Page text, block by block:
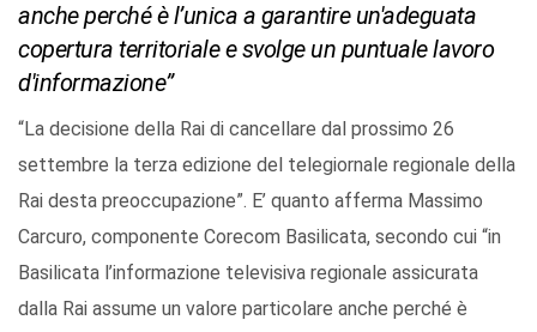
anche perché è l’unica a garantire un'adeguata
copertura territoriale e svolge un puntuale lavoro
d'informazione”
“La decisione della Rai di cancellare dal prossimo 26
settembre la terza edizione del telegiornale regionale della
Rai desta preoccupazione”. E’ quanto afferma Massimo
Carcuro, componente Corecom Basilicata, secondo cui “in
Basilicata l’informazione televisiva regionale assicurata
dalla Rai assume un valore particolare anche perché è